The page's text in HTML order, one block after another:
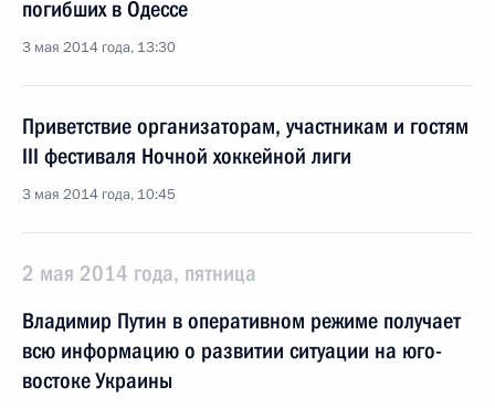
погибших в Одессе
3 мая 2014 года, 13:30
Приветствие организаторам, участникам и гостям
III фестиваля Ночной хоккейной лиги
3 мая 2014 года, 10:45
2 мая 2014 года, пятница
Владимир Путин в оперативном режиме получает
всю информацию о развитии ситуации на юго-
востоке Украины